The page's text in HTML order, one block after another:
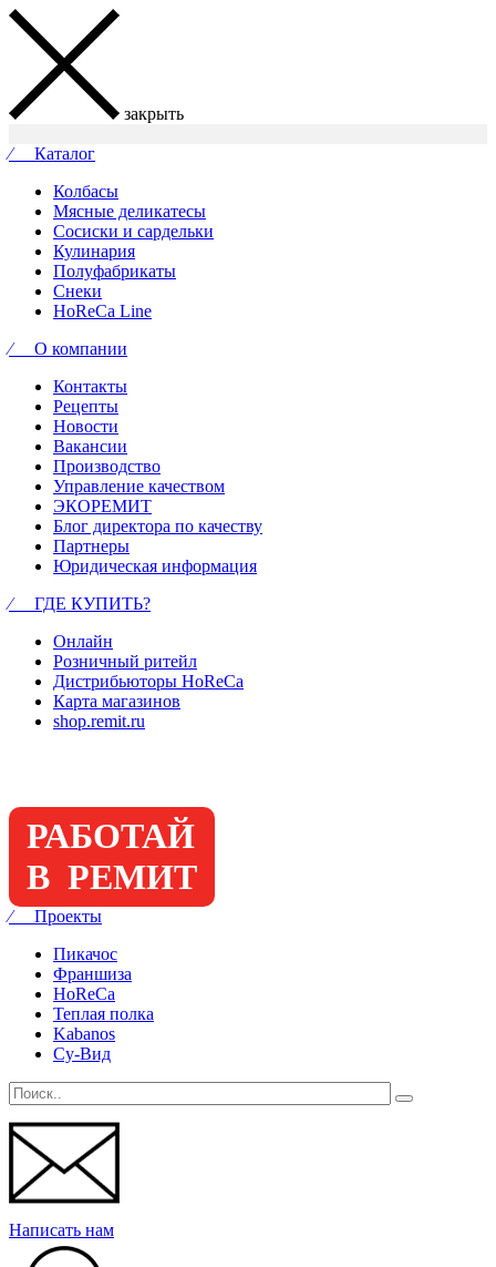
закрыть
⁄ Каталог
Колбасы
Мясные деликатесы
Сосиски и сардельки
Кулинария
Полуфабрикаты
Снеки
HoReCa Line
⁄ О компании
Контакты
Рецепты
Новости
Вакансии
Производство
Управление качеством
ЭКОРЕМИТ
Блог директора по качеству
Партнеры
Юридическая информация
⁄ ГДЕ КУПИТЬ?
Онлайн
Розничный ритейл
Дистрибьюторы HoReCa
Карта магазинов
shop.remit.ru
РАБОТАЙ
В РЕМИТ
⁄ Проекты
Пикачос
Франшиза
HoReCa
Теплая полка
Kabanos
Су-Вид
Написать нам